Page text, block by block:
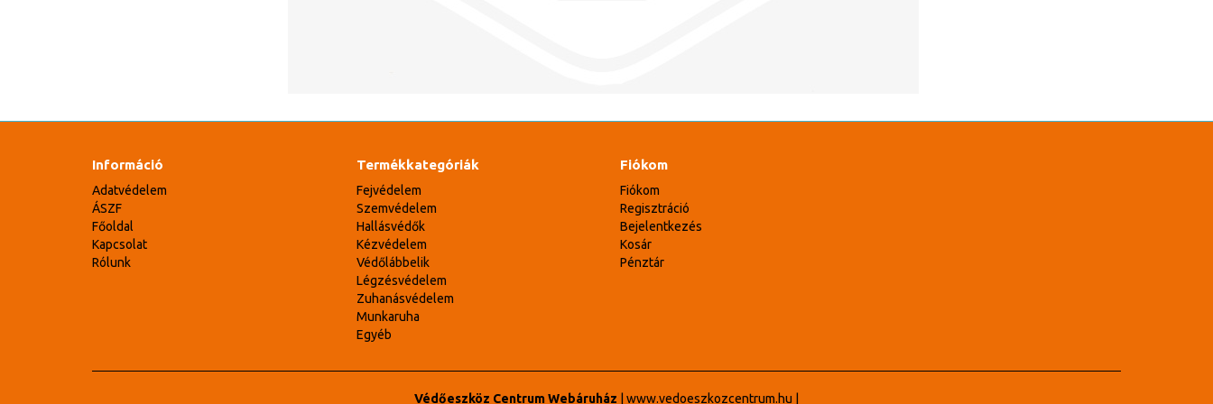
Információ
Adatvédelem
ÁSZF
Főoldal
Kapcsolat
Rólunk
Termékkategóriák
Fejvédelem
Szemvédelem
Hallásvédők
Kézvédelem
Védőlábbelik
Légzésvédelem
Zuhanásvédelem
Munkaruha
Egyéb
Fiókom
Fiókom
Regisztráció
Bejelentkezés
Kosár
Pénztár
Védőeszköz Centrum Webáruház www.vedoeszkozcentrum.hu